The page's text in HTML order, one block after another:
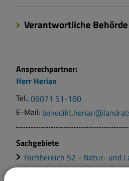
Verantwortliche Behörde
Ansprechpartner:
Herr Herian
Tel.:09071 51-180
E-Mail:
Sachgebiete
Fachbereich 52 - Natur- und
Landesplanung, Raumordnung